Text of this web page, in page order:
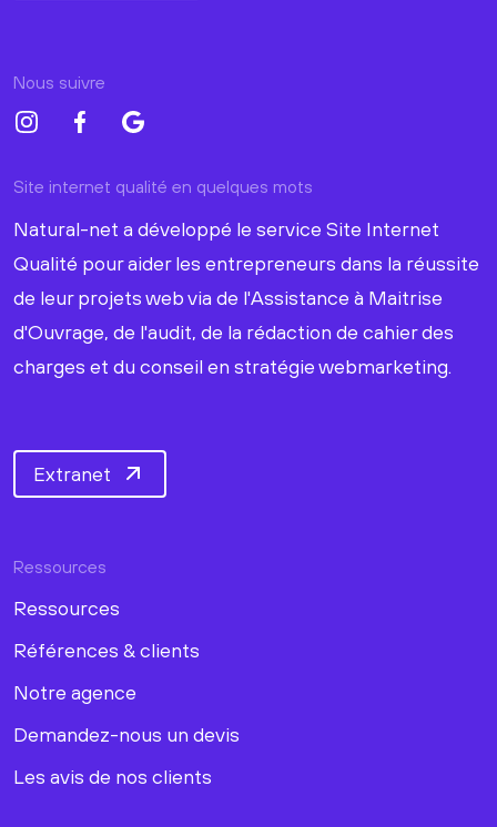
Nous suivre
Site internet qualité en quelques mots
Natural-net a développé le service Site Internet
Qualité pour aider les entrepreneurs dans la réussite
de leur projets web via de l'Assistance à Maitrise
d'Ouvrage, de l'audit, de la rédaction de cahier des
charges et du conseil en stratégie webmarketing.
Extranet
Ressources
Ressources
Références & clients
Notre agence
Demandez-nous un devis
Les avis de nos clients